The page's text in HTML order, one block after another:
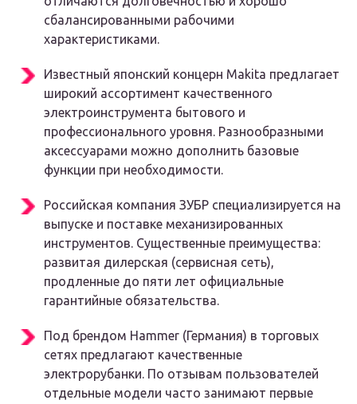
сбалансированными рабочими
характеристиками.
Известный японский концерн Makita предлагает
широкий ассортимент качественного
электроинструмента бытового и
профессионального уровня. Разнообразными
аксессуарами можно дополнить базовые
функции при необходимости.
Российская компания ЗУБР специализируется на
выпуске и поставке механизированных
инструментов. Существенные преимущества:
развитая дилерская (сервисная сеть),
продленные до пяти лет официальные
гарантийные обязательства.
Под брендом Hammer (Германия) в торговых
сетях предлагают качественные
электрорубанки. По отзывам пользователей
отдельные модели часто занимают первые